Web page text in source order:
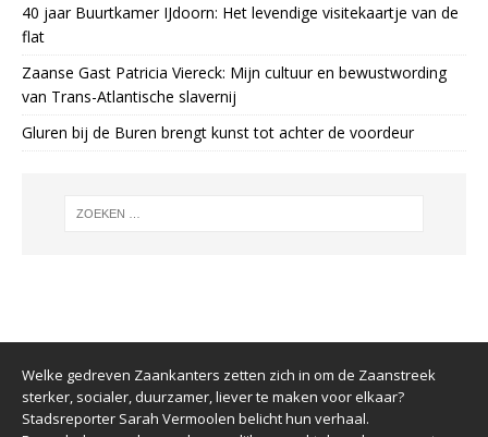
40 jaar Buurtkamer IJdoorn: Het levendige visitekaartje van de
flat
Zaanse Gast Patricia Viereck: Mijn cultuur en bewustwording
van Trans-Atlantische slavernij
Gluren bij de Buren brengt kunst tot achter de voordeur
Welke gedreven Zaankanters zetten zich in om de Zaanstreek
sterker, socialer, duurzamer, liever te maken voor elkaar?
Stadsreporter Sarah Vermoolen belicht hun verhaal.